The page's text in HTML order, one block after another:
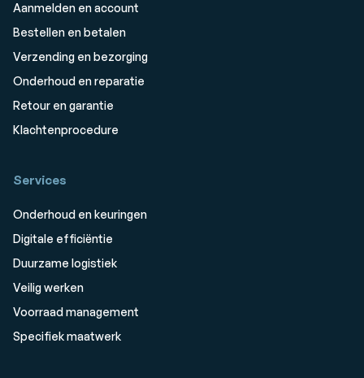
Aanmelden en account
Bestellen en betalen
Verzending en bezorging
Onderhoud en reparatie
Retour en garantie
Klachtenprocedure
Services
Onderhoud en keuringen
Digitale efficiëntie
Duurzame logistiek
Veilig werken
Voorraad management
Specifiek maatwerk